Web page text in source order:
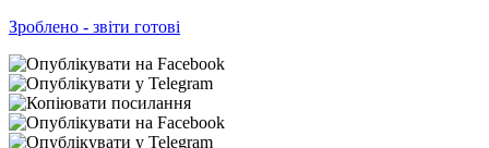
Зроблено - звіти готові